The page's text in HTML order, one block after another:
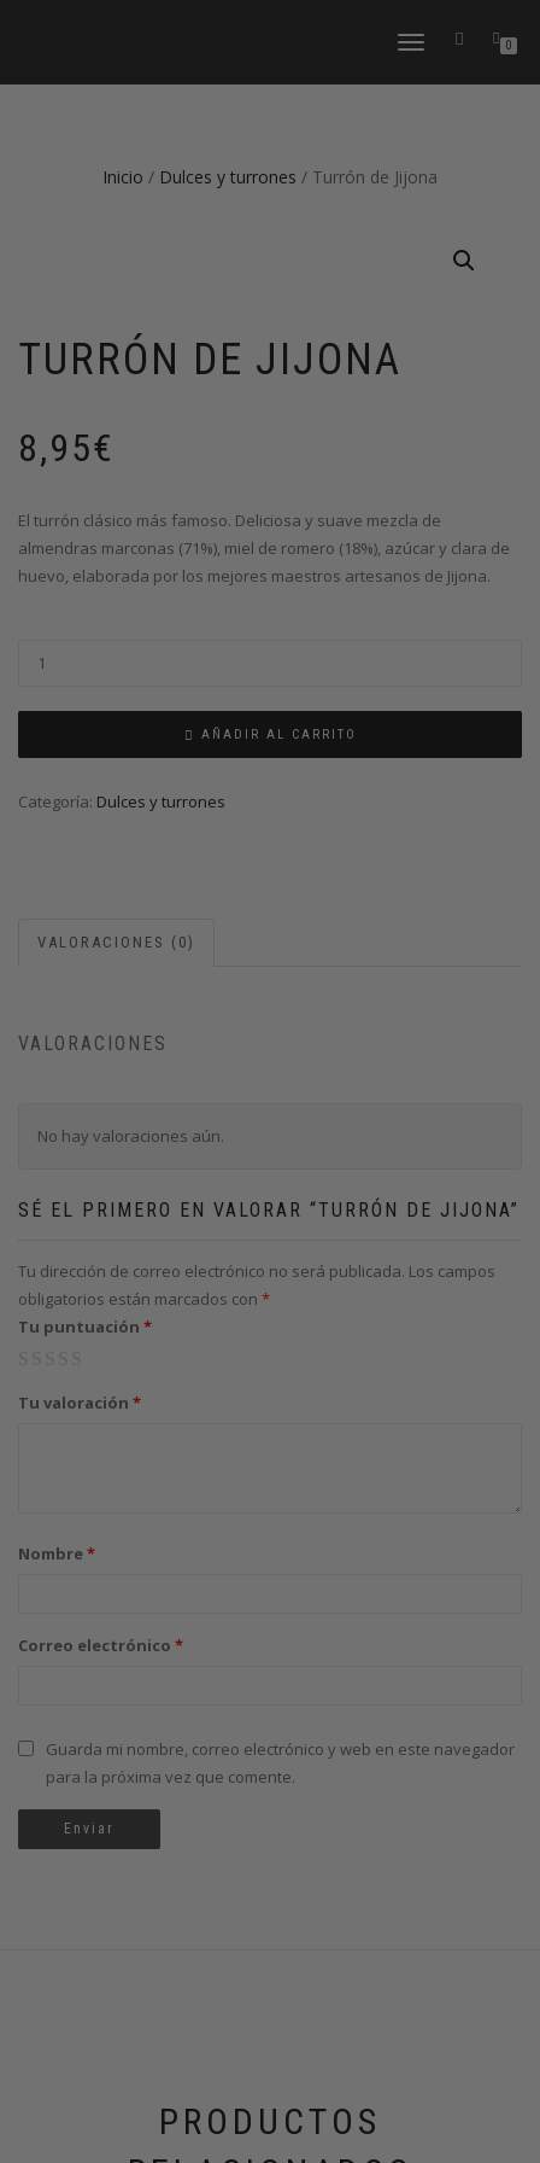
CAMBIAR
0
Inicio / Dulces y turrones / Turrón de Jijona
TURRÓN DE JIJONA
8,95€
El turrón clásico más famoso. Deliciosa y suave mezcla de
almendras marconas (71%), miel de romero (18%), azúcar y clara de
huevo, elaborada por los mejores maestros artesanos de Jijona.
AÑADIR AL CARRITO
Categoría: Dulces y turrones
VALORACIONES (0)
VALORACIONES
No hay valoraciones aún.
SÉ EL PRIMERO EN VALORAR “TURRÓN DE JIJONA”
Tu dirección de correo electrónico no será publicada. Los campos
obligatorios están marcados con *
Tu puntuación *
Tu valoración *
Nombre*
Correo electrónico *
Guarda mi nombre, correo electrónico y web en este navegador
para la próxima vez que comente.
PRODUCTOS